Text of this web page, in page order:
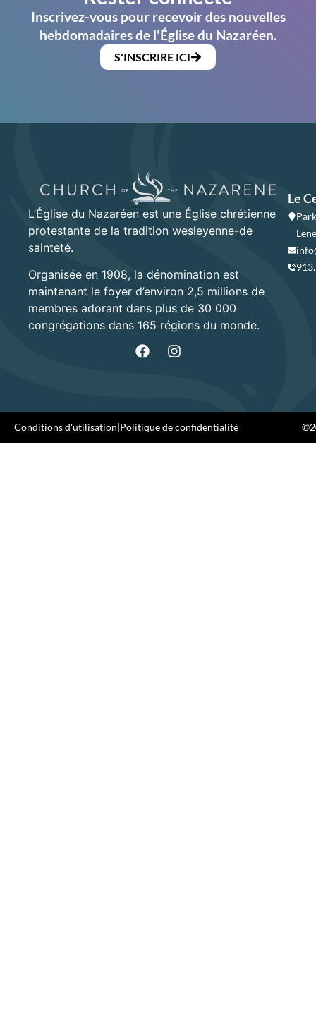
Inscrivez-vous pour recevoir des nouvelles
hebdomadaires de l'Église du Nazaréen.
S'INSCRIRE ICI
L’Église du Nazaréen est une Église chrétienne
protestante de la tradition wesleyenne-de
sainteté.
Organisée en 1908, la dénomination est
maintenant le foyer d’environ 2,5 millions de
membres adorant dans plus de 30 000
congrégations dans 165 régions du monde.
Le
Conditions d'utilisation|Politique de confidentialité